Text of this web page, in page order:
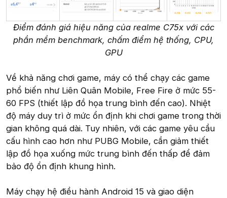
Điểm đánh giá hiệu năng của realme C75x với các
phần mềm benchmark, chấm điểm hệ thống, CPU,
GPU
Về khả năng chơi game, máy có thể chạy các game
phổ biến như Liên Quân Mobile, Free Fire ở mức 55-
60 FPS (thiết lập đồ họa trung bình đến cao). Nhiệt
độ máy duy trì ở mức ổn định khi chơi game trong thời
gian không quá dài. Tuy nhiên, với các game yêu cầu
cấu hình cao hơn như PUBG Mobile, cần giảm thiết
lập đồ họa xuống mức trung bình đến thấp để đảm
bảo độ ổn định khung hình.
Máy chạy hệ điều hành Android 15 và giao diện